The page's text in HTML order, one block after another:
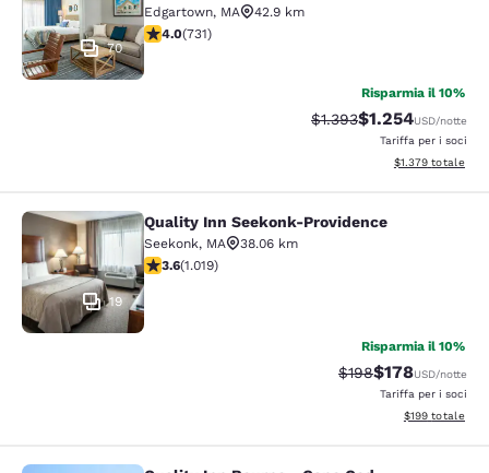
70
Edgartown, MA
42.9 km
Valutazione di 4.01 stelle. Molto buono. 731 recensioni
4.0(731)
Risparmia il 10%
Tariffa di barratura:
$1.393Tariffa scontata:
$1.254USD/notte
Tariffa per i soci
Visualizza i
$1.379 totale
Quality Inn Seekonk-Providence
19
Quality Inn Seekonk-Providence
Seekonk, MA
38.06 km
Valutazione di 3.56 stelle. Buono. 1019 recensioni
3.6(1.019)
Risparmia il 10%
Tariffa di barratura:
$198Tariffa
$178USD/notte
Tariffa per i soci
Visualizza i
$199 totale